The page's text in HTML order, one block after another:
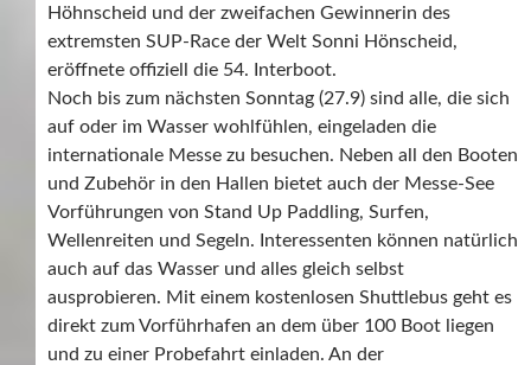
Höhnscheid und der zweifachen Gewinnerin des
extremsten SUP-Race der Welt Sonni Hönscheid,
eröffnete offiziell die 54. Interboot.
Noch bis zum nächsten Sonntag (27.9) sind alle, die sich
auf oder im Wasser wohlfühlen, eingeladen die
internationale Messe zu besuchen. Neben all den Booten
und Zubehör in den Hallen bietet auch der Messe-See
Vorführungen von Stand Up Paddling, Surfen,
Wellenreiten und Segeln. Interessenten können natürlich
auch auf das Wasser und alles gleich selbst
ausprobieren. Mit einem kostenlosen Shuttlebus geht es
direkt zum Vorführhafen an dem über 100 Boot liegen
und zu einer Probefahrt einladen. An der